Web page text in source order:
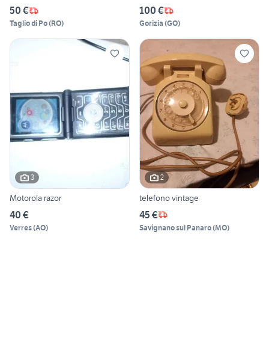
50 €
Taglio di Po(RO)
100 €
Gorizia (GO)
3
Motorola razor
40 €
Verres(AO)
2
telefono vintage
45 €
Savignano sul Panaro(MO)